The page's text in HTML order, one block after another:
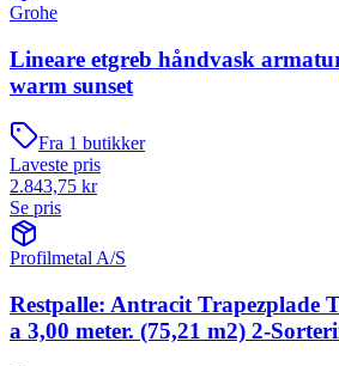
Grohe
Lineare etgreb håndvask
warm sunset
Fra 1 butikker
Laveste pris
2.843,75 kr
Se pris
Profilmetal A/S
Restpalle: Antracit Trapezplade
a 3,00 meter. (75,21 m2) 2-